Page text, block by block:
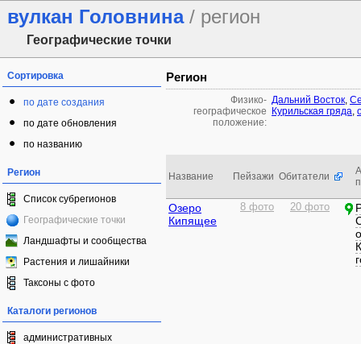
вулкан Головнина/ регион
Географические точки
Сортировка
по дате создания
по дате обновления
по названию
Регион
Список субрегионов
Географические точки
Ландшафты и сообщества
Растения и лишайники
Таксоны с фото
Каталоги регионов
административных
Регион
Физико-
географическое
положение:
Дальний Восток,
Курильская гряда,
Название Пейзажи Обитатели
Озеро
Кипящее
8 фото 20 фото